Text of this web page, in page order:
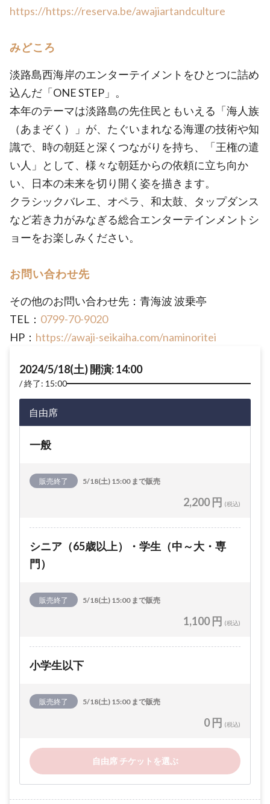
https://https://reserva.be/awajiartandculture
みどころ
淡路島西海岸のエンターテイメントをひとつに詰め
込んだ「ONE STEP」。
本年のテーマは淡路島の先住民ともいえる「海人族
（あまぞく）」が、たぐいまれなる海運の技術や知
識で、時の朝廷と深くつながりを持ち、「王権の遣
い人」として、様々な朝廷からの依頼に立ち向か
い、日本の未来を切り開く姿を描きます。
クラシックバレエ、オペラ、和太鼓、タップダンス
など若き力がみなぎる総合エンターテインメントシ
ョーをお楽しみください。
お問い合わせ先
その他のお問い合わせ先：青海波 波乗亭
TEL： 0799-70-9020
HP： https://awaji-seikaiha.com/naminoritei
2024/5/18(土) 開演: 14:00
終了: 15:00
自由席
一般
販売終了 5/18(土) 15:00 まで販売
2,200 円 (税込)
シニア（65歳以上）・学生（中～大・専
門）
販売終了 5/18(土) 15:00 まで販売
1,100 円 (税込)
小学生以下
販売終了 5/18(土) 15:00 まで販売
0 円 (税込)
自由席 チケットを選ぶ